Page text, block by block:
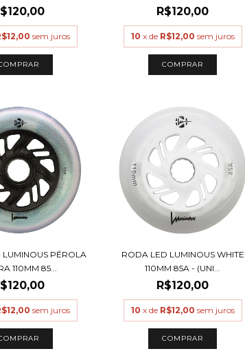
sem juros
R$120,00
10 x de R$12,00 sem juros
COMPRAR
LUMINOUS PÉROLA
110MM 85...
sem juros
RODA LED LUMINOUS WHITE
110MM 85A - (UNI...
R$120,00
10 x de R$12,00 sem juros
COMPRAR